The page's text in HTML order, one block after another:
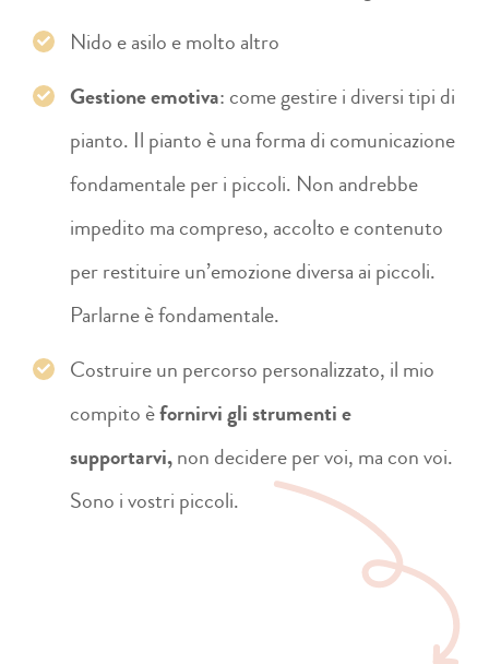
Nido e asilo e molto altro
Gestione emotiva: come gestire i diversi tipi di
pianto. Il pianto è una forma di comunicazione
fondamentale per i piccoli. Non andrebbe
impedito ma compreso, accolto e contenuto
per restituire un’emozione diversa ai piccoli.
Parlarne è fondamentale.
Costruire un percorso personalizzato, il mio
compito èfornirvi gli strumenti e
supportarvi,non decidere per voi, ma con voi.
Sono i vostri piccoli.